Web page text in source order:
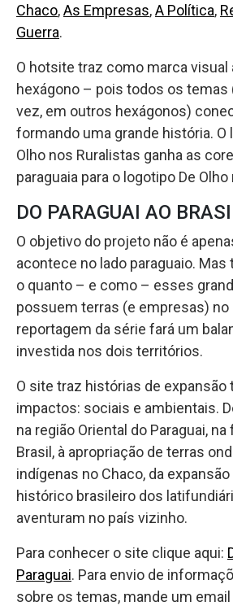
Chaco,As Empresas,A Política,
Guerra.
O hotsite traz como marca visual
hexágono – pois todos os temas
vez, em outros hexágonos)
formando uma grande história. O
Olho nos Ruralistas ganha as
paraguaia para o logotipo De Olho
DO PARAGUAI AO
O objetivo do projeto não é
acontece no lado paraguaio.
o quanto – e como – esses
possuem terras (e empresas) no
reportagem da série fará um
investida nos dois territórios.
O site traz histórias de expansão
impactos: sociais e ambientais.
na região Oriental do Paraguai,
Brasil, à apropriação de terras
indígenas no Chaco, da
histórico brasileiro dos
aventuram no país vizinho.
Para conhecer o site clique aqui:
Paraguai. Para envio de
sobre os temas, mande um email